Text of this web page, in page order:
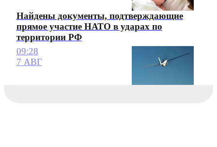
Найдены документы, подтверждающие
прямое участие НАТО в ударах по
территории РФ
09:28
7 АВГ